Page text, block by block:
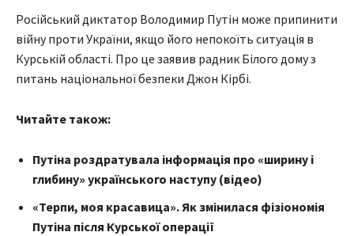
Російський диктатор Володимир Путін може припинити
війну проти України, якщо його непокоїть ситуація в
Курській області. Про це заявив радник Білого дому з
питань національної безпеки Джон Кірбі.
Читайте також:
Путіна роздратувала інформація про «ширину і
глибину» українського наступу (відео)
«Терпи, моя красавица». Як змінилася фізіономія
Путіна після Курської операції